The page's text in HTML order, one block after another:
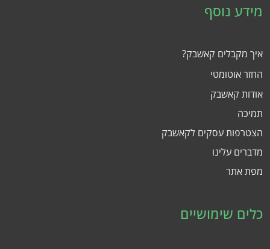
מידע נוסף
איך מקבלים קאשבק?
החזר אוטומטי
אודות קאשבק
תמיכה
הצטרפות עסקים לקאשבק
מדברים עלינו
מפת אתר
כלים שימושיים